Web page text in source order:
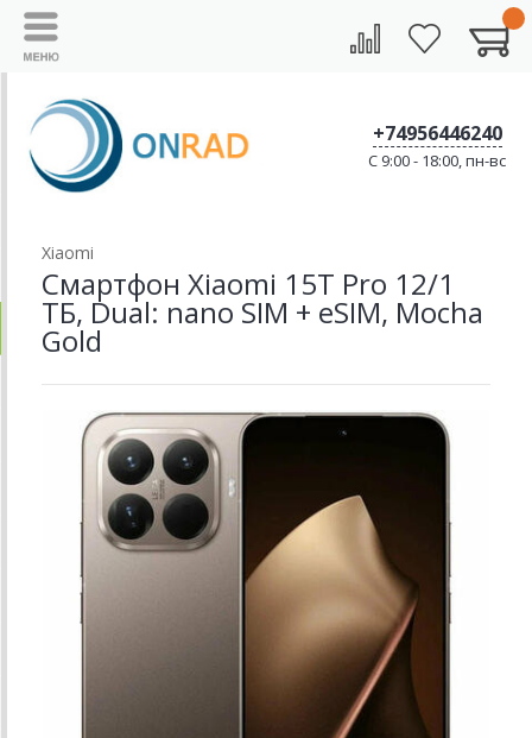
+74956446240
C 9:00 - 18:00, пн-вс
Xiaomi
Смартфон Xiaomi 15T Pro 12/1
ТБ, Dual: nano SIM + eSIM, Mocha
Gold